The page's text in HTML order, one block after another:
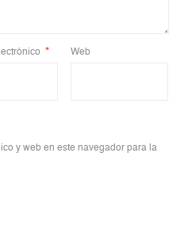
* Web
y web en este navegador para la